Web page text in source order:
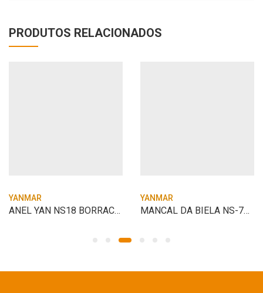
PRODUTOS RELACIONADOS
YANMAR
ANEL YAN NS18 BORRACHA CAMISA PARALELO
YANMAR
MANCAL DA BIELA NS-75 0.50 ORIGINAL